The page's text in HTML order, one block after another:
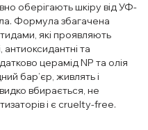
оберігають шкіру від УФ-
Формула збагачена
які проявляють
антиоксидантні та
церамід NP та олія
бар’єр, живлять і
вбирається, не
і є cruelty-free.